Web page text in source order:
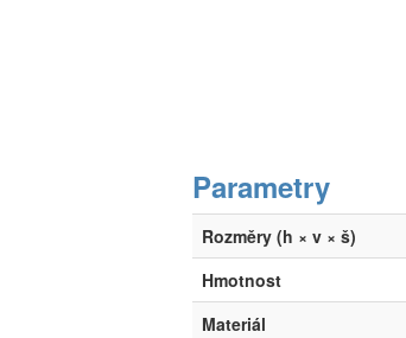
Parametry
Rozměry (h × v × š)
Hmotnost
Materiál